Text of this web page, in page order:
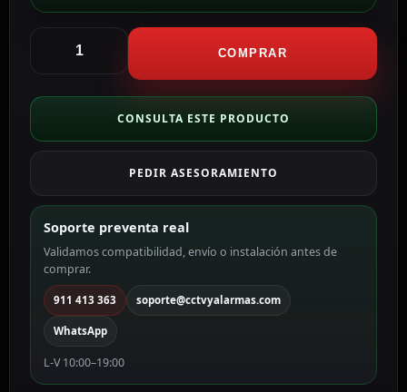
Cámara
G5
(WiFi)
AQ-
C07D-
W
cantidad
COMPRAR
CONSULTA ESTE PRODUCTO
PEDIR ASESORAMIENTO
Soporte preventa real
Validamos compatibilidad, envío o instalación antes de
comprar.
911 413 363 soporte@cctvyalarmas.com
WhatsApp
L-V 10:00–19:00